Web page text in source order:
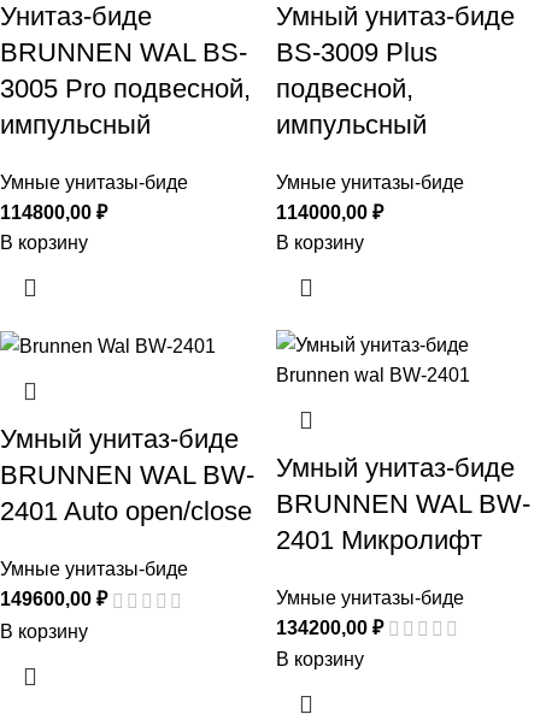
Унитаз-биде
BRUNNEN WAL BS-
3005 Pro подвесной,
импульсный
Умные унитазы-биде
114800,00 ₽
В корзину
Умный унитаз-биде
BS-3009 Plus
подвесной,
импульсный
Умные унитазы-биде
114000,00 ₽
В корзину
Умный унитаз-биде
BRUNNEN WAL BW-
2401 Auto open/close
Умные унитазы-биде
149600,00 ₽
В корзину
Умный унитаз-биде
BRUNNEN WAL BW-
2401 Микролифт
Умные унитазы-биде
134200,00 ₽
В корзину